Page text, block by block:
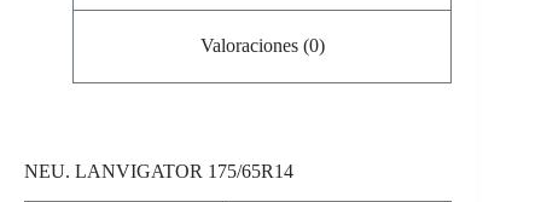
Valoraciones (0)
NEU. LANVIGATOR 175/65R14